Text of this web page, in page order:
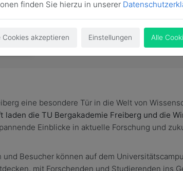
eine besondere Tür in die Welt von
laden die TU Bergakademie Freiberg und die
Einblicke in aktuelle Forschung und
Besucher können auf dem
mit Forschenden und Studierenden ins
finden Sie hierzu in unserer
akzeptieren Einstellungen Alle